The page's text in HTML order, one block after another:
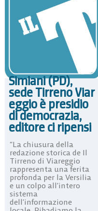
Simiani (PD),
sede Tirreno Viar
eggio è presidio
di democrazia,
editore ci ripensi
“La chiusura della
redazione storica de Il
Tirreno di Viareggio
rappresenta una ferita
profonda per la Versilia
e un colpo all’intero
sistema
dell’informazione